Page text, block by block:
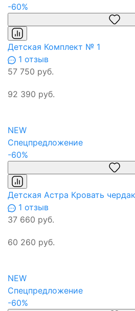
-60%
Детская Комплект № 1
1 отзыв
57 750 руб.
92 390 руб.
NEW
Спецпредложение
-60%
Детская Астра Кровать чердак
1 отзыв
37 660 руб.
60 260 руб.
NEW
Спецпредложение
-60%